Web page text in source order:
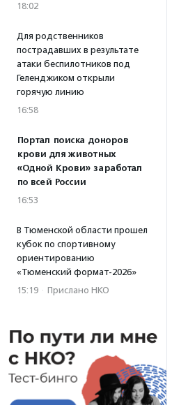
18:02
Для родственников
пострадавших в результате
атаки беспилотников под
Геленджиком открыли
горячую линию
16:58
Портал поиска доноров
крови для животных
«Одной Крови» заработал
по всей России
16:53
В Тюменской области прошел
кубок по спортивному
ориентированию
«Тюменский формат-2026»
15:19 · Прислано НКО